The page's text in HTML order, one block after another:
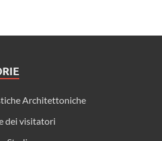
Architettoniche
dei visitatori